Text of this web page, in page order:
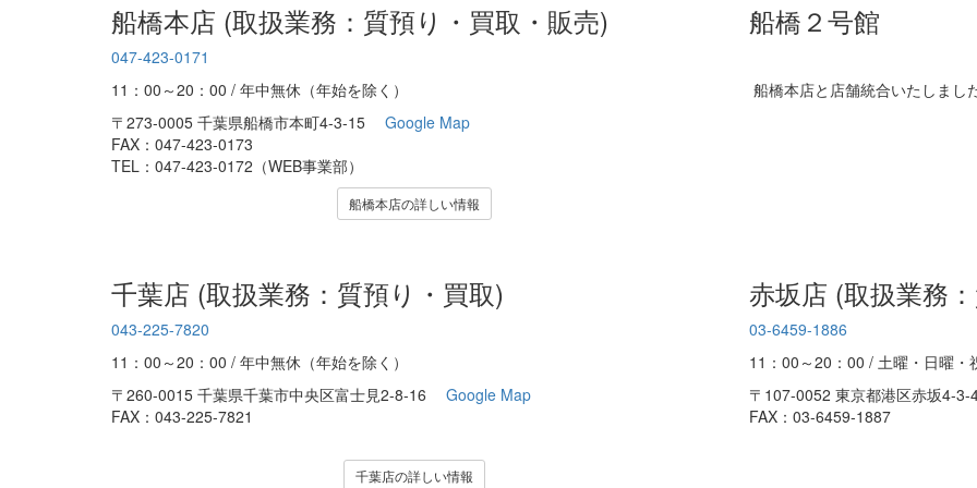
船橋本店 (取扱業務：質預り・買取・販売)
047-423-0171
11：00～20：00 / 年中無休（年始を除く）
〒273-0005 千葉県船橋市本町4-3-15
Google Map
FAX：047-423-0173
TEL：047-423-0172（WEB事業部）
船橋本店の詳しい情報
船橋２号館
船橋本店と店舗統合いたしました
千葉店 (取扱業務：質預り・買取)
043-225-7820
11：00～20：00 / 年中無休（年始を除く）
〒260-0015 千葉県千葉市中央区富士見2-8-16
Google Map
FAX：043-225-7821
千葉店の詳しい情報
赤坂店 (取扱業務
03-6459-1886
11：00～20：00 / 土曜・日曜・
〒107-0052 東京都港区赤坂4-
FAX：03-6459-1887